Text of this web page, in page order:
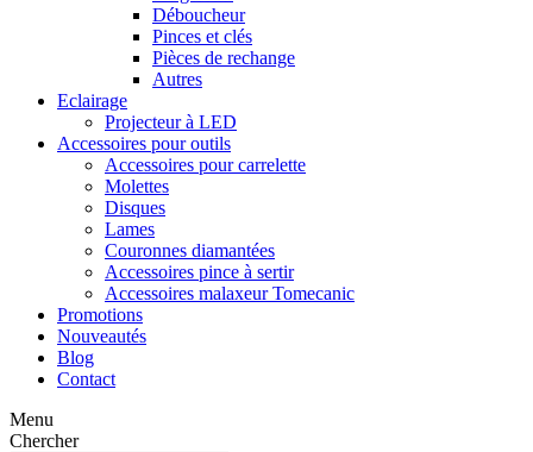
Déboucheur
Pinces et clés
Pièces de rechange
Autres
Eclairage
Projecteur à LED
Accessoires pour outils
Accessoires pour carrelette
Molettes
Disques
Lames
Couronnes diamantées
Accessoires pince à sertir
Accessoires malaxeur Tomecanic
Promotions
Nouveautés
Blog
Contact
Menu
Chercher